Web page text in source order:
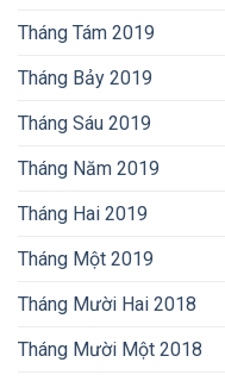
Tháng Tám 2019
Tháng Bảy 2019
Tháng Sáu 2019
Tháng Năm 2019
Tháng Hai 2019
Tháng Một 2019
Tháng Mười Hai 2018
Tháng Mười Một 2018